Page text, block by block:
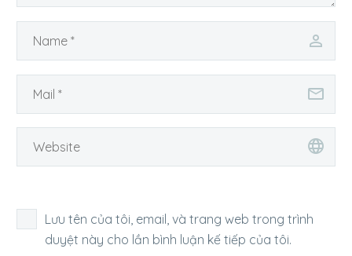
Lưu tên của tôi, email, và trang web trong trình
duyệt này cho lần bình luận kế tiếp của tôi.